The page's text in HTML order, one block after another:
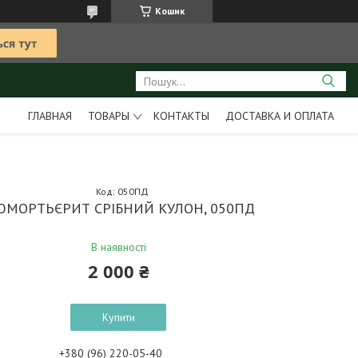
Кошик
ГЛАВНАЯ ТОВАРЫ КОНТАКТЫ ДОСТАВКА И ОПЛАТА
СРІБНИЙ КУЛОН, 050ПД
В наявності
Код: 050ПД
2 000 ₴
Купити
+380 (96) 220-05-40